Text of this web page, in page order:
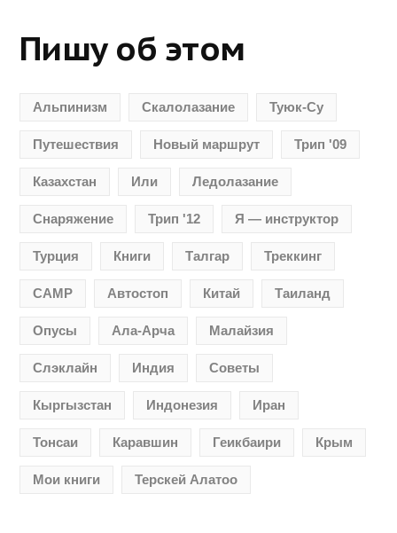
Пишу об этом
Альпинизм Скалолазание Туюк-Су
Путешествия Новый маршрут Трип '09
Казахстан Или Ледолазание
Снаряжение Трип '12 Я — инструктор
Турция Книги Талгар Треккинг
CAMP Автостоп Китай Таиланд
Опусы Ала-Арча Малайзия
Слэклайн Индия Советы
Кыргызстан Индонезия Иран
Тонсаи Каравшин Геикбаири Крым
Мои книги Терскей Алатоо